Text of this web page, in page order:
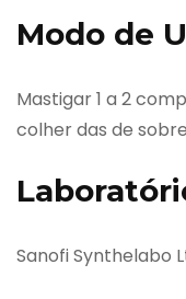
Modo de
Mastigar 1 a 2
colher das de
Sanofi Synthelabo